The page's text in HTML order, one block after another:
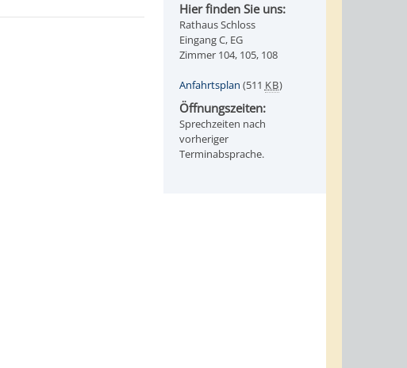
Hier finden Sie uns:
Rathaus Schloss
Eingang C, EG
Zimmer 104, 105, 108
Anfahrtsplan (511 KB)
Öffnungszeiten:
Sprechzeiten nach
vorheriger
Terminabsprache.